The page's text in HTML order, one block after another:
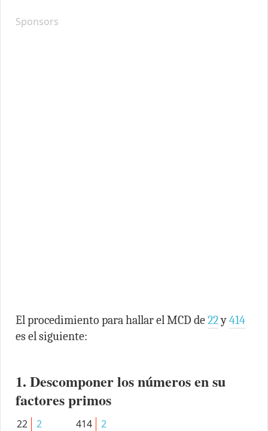
Sponsors
El procedimiento para hallar el MCD de22y414
es el siguiente:
1. Descomponer los números en su
factores primos
22
2
414
2